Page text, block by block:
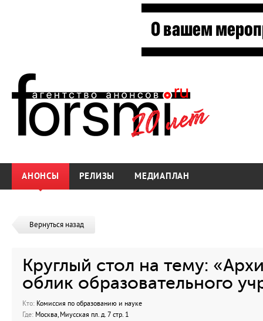
АНОНСЫ РЕЛИЗЫ МЕДИАПЛАН
Вернуться назад
Круглый стол на тему:
облик образовательного
Кто: Комиссия по образованию и науке
Где: Москва, Миусская пл. д. 7 стр. 1